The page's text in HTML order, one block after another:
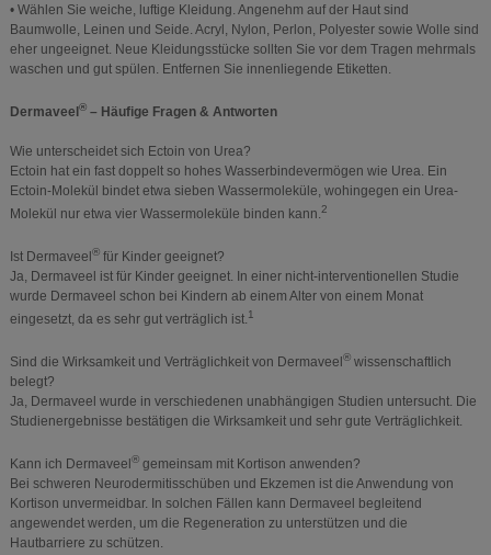
• Wählen Sie weiche, luftige Kleidung. Angenehm auf der Haut sind
Baumwolle, Leinen und Seide. Acryl, Nylon, Perlon, Polyester sowie Wolle sind
eher ungeeignet. Neue Kleidungsstücke sollten Sie vor dem Tragen mehrmals
waschen und gut spülen. Entfernen Sie innenliegende Etiketten.
Dermaveel ®– Häufige Fragen & Antworten
Wie unterscheidet sich Ectoin von Urea?
Ectoin hat ein fast doppelt so hohes Wasserbindevermögen wie Urea. Ein
Ectoin-Molekül bindet etwa sieben Wassermoleküle, wohingegen ein Urea-
Molekül nur etwa vier Wassermoleküle binden kann.2
Ist Dermaveel ®für Kinder geeignet?
Ja, Dermaveel ist für Kinder geeignet. In einer nicht-interventionellen Studie
wurde Dermaveel schon bei Kindern ab einem Alter von einem Monat
eingesetzt, da es sehr gut verträglich ist.1
Sind die Wirksamkeit und Verträglichkeit von Dermaveel ®wissenschaftlich
belegt?
Ja, Dermaveel wurde in verschiedenen unabhängigen Studien untersucht. Die
Studienergebnisse bestätigen die Wirksamkeit und sehr gute Verträglichkeit.
Kann ich Dermaveel ®gemeinsam mit Kortison anwenden?
Bei schweren Neurodermitisschüben und Ekzemen ist die Anwendung von
Kortison unvermeidbar. In solchen Fällen kann Dermaveel begleitend
angewendet werden, um die Regeneration zu unterstützen und die
Hautbarriere zu schützen.